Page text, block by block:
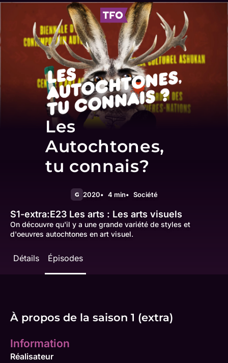
Les
Autochtones,
tu connais?
G 2020 4 min Société
S1-extra:E23 Les arts : Les arts visuels
On découvre qu'il y a une grande variété de styles et
d'oeuvres autochtones en art visuel.
Détails Épisodes
À propos de la saison 1 (extra)
Information
Réalisateur